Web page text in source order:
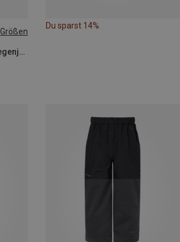
Größen
CMP | Hardshelljacken & Regenjacken
Du sparst 14%